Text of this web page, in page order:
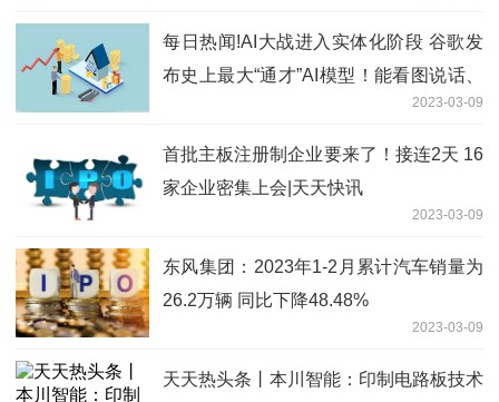
每日热闻!AI大战进入实体化阶段 谷歌发
布史上最大“通才”AI模型！能看图说话、
2023-03-09
首批主板注册制企业要来了！接连2天 16
家企业密集上会|天天快讯
2023-03-09
东风集团：2023年1-2月累计汽车销量为
26.2万辆 同比下降48.48%
2023-03-09
天天热头条丨本川智能：印制电路板技术